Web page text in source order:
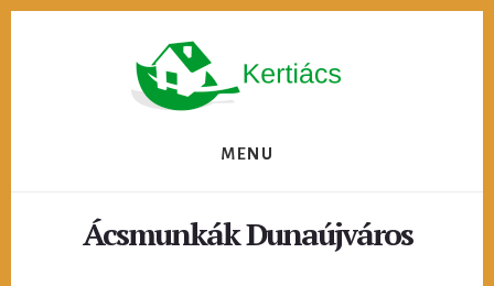
MENU
Ácsmunkák Dunaújváros